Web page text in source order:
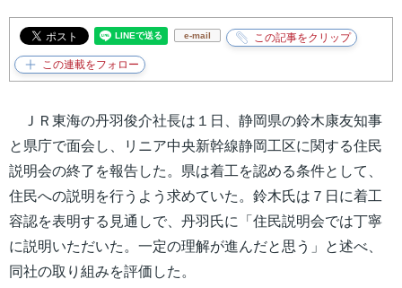
e-mail
ＪＲ東海の丹羽俊介社長は１日、静岡県の鈴木康友知事
と県庁で面会し、リニア中央新幹線静岡工区に関する住民
説明会の終了を報告した。県は着工を認める条件として、
住民への説明を行うよう求めていた。鈴木氏は７日に着工
容認を表明する見通しで、丹羽氏に「住民説明会では丁寧
に説明いただいた。一定の理解が進んだと思う」と述べ、
同社の取り組みを評価した。